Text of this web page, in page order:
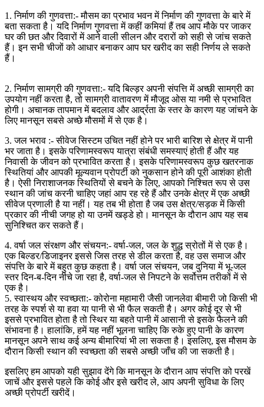
1. निर्माण की गुणवत्ता:- मौसम का प्रभाव भवन में निर्माण की गुणवत्ता के बारे में
बता सकता है। यदि निर्माण गुणवत्ता में कहीं कमियां हैं तब आप मौके पर जाकर
घर की छत और दिवारों में आने वाली सीलन और दरारों को सही से जांच सकते
हैं। इन सभी चीजों को आधार बनाकर आप घर खरीद का सही निर्णय ले सकते
हैं।
2. निर्माण सामग्री की गुणवत्ता:- यदि बिल्ड़र अपनी संपत्ति में अच्छी सामग्री का
उपयोग नहीं करता है, तो सामग्री वातावरण में मौजूद ओस या नमी से प्रभावित
होगी। अचानक तापमान में बदलाव और आर्द्रता के स्तर के कारण यह जांचने के
लिए मानसून सबसे अच्छे मौसमों में से एक है।
3. जल भराव :- सीवेज सिस्टम उचित नहीं होने पर भारी बारिश से क्षेत्र में पानी
भर जाता है। इसके परिणामस्वरूप यात्रा संबंधी समस्याएं होती हैं और यह
निवासी के जीवन को प्रभावित करता है। इसके परिणामस्वरूप कुछ खतरनाक
स्थितियां और आपकी मूल्यवान प्रोपर्टी को नुकसान होने की पूरी आशंका होती
है। ऐसी निराशाजनक स्थितियों से बचने के लिए, आपको निश्चित रूप से उस
स्थान की जांच करनी चाहिए जहां आप रह रहे हैं और उनके क्षेत्र में एक अच्छी
सीवेज प्रणाली है या नहीं। यह तब भी होता है जब उस क्षेत्र/सड़क में किसी
प्रकार की नीची जगह हो या उनमें खड्डे हो। मानसून के दौरान आप यह सब
सुनिश्चित कर सकते हैं।
4. वर्षा जल संरक्षण और संचयन:- वर्षा-जल, जल के शुद्ध स्रोतों में से एक है।
एक बिल्डर/डिजाइनर इससे जिस तरह से डील करता है, वह उस समाज और
संपत्ति के बारे में बहुत कुछ कहता है। वर्षा जल संचयन, जब दुनिया में भू-जल
स्तर दिन-ब-दिन नीचे जा रहा है, वर्षा-जल से निपटने के सर्वोत्तम तरीकों में से
एक है।
5. स्वास्थय और स्वच्छता:- कोरोना महामारी जैसी जानलेवा बीमारी जो किसी भी
तरह के स्पर्श से या हवा या पानी से भी फैल सकती है। अगर कोई दूर से भी
इससे प्रभावित होता है तो स्थिर या बहते पानी में आसानी से इसके फैलने की
संभावना है। हालांकि, हमें यह नहीं भूलना चाहिए कि रुके हुए पानी के कारण
मानसून अपने साथ कई अन्य बीमारियां भी ला सकता है। इसलिए, इस मौसम के
दौरान किसी स्थान की स्वच्छता की सबसे अच्छी जाँच की जा सकती है।
इसलिए हम आपको यही सुझाव देंगे कि मानसून के दौरान आप संपत्ति को परखें
जाचें और इससे पहले कि कोई और इसे खरीद ले, आप अपनी सुविधा के लिए
अच्छी प्रोपर्टी खरीदें।